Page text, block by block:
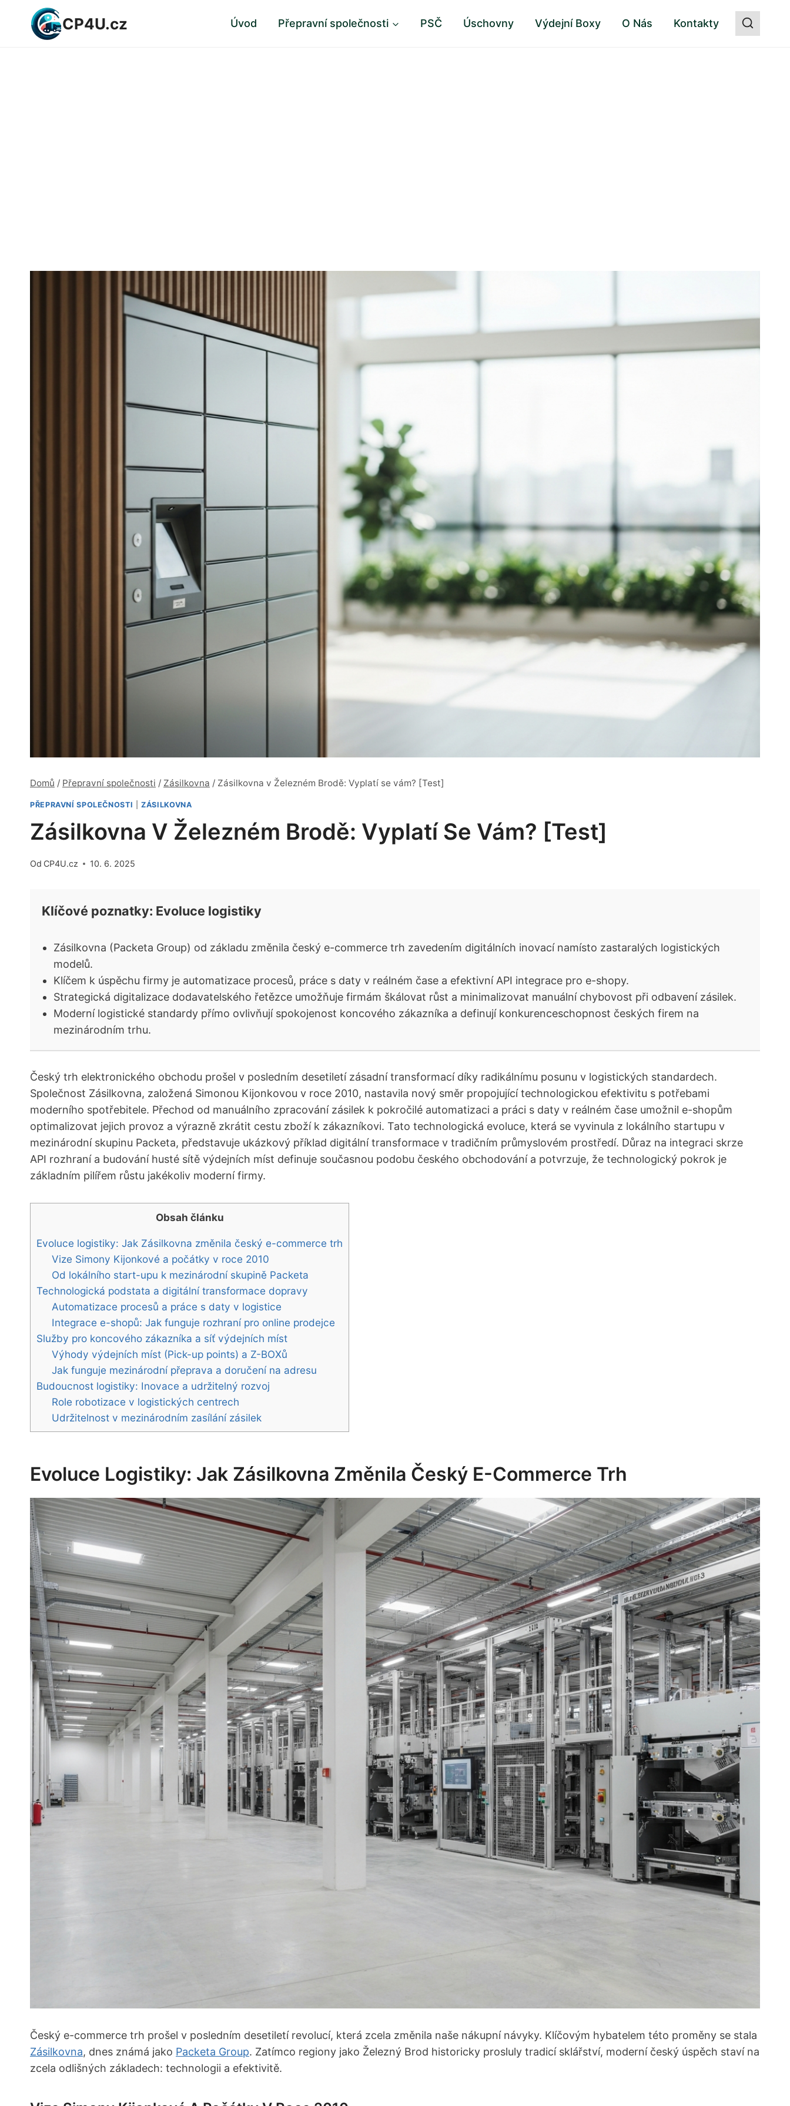
Přeskočit
CP4U.cz Úvod Přepravní společnosti PSČ Úschovny Výdejní Boxy O Nás Kontakty
Domů / Přepravní společnosti / Zásilkovna / Zásilkovna v Železném Brodě: Vyplatí se vám? [Test]
PŘEPRAVNÍ SPOLEČNOSTI |ZÁSILKOVNA
Zásilkovna V Železném Brodě: Vyplatí Se Vám? [Test]
Od CP4U.cz 10. 6. 2025
Klíčové poznatky: Evoluce logistiky
Zásilkovna (Packeta Group) od základu změnila český e-commerce trh zavedením digitálních inovací namísto zastaralých logistických
modelů.
Klíčem k úspěchu firmy je automatizace procesů, práce s daty v reálném čase a efektivní API integrace pro e-shopy.
Strategická digitalizace dodavatelského řetězce umožňuje firmám škálovat růst a minimalizovat manuální chybovost při odbavení zásilek.
Moderní logistické standardy přímo ovlivňují spokojenost koncového zákazníka a definují konkurenceschopnost českých firem na
mezinárodním trhu.
Český trh elektronického obchodu prošel v posledním desetiletí zásadní transformací díky radikálnímu posunu v logistických standardech.
Společnost Zásilkovna, založená Simonou Kijonkovou v roce 2010, nastavila nový směr propojující technologickou efektivitu s potřebami
moderního spotřebitele. Přechod od manuálního zpracování zásilek k pokročilé automatizaci a práci s daty v reálném čase umožnil e-shopům
optimalizovat jejich provoz a výrazně zkrátit cestu zboží k zákazníkovi. Tato technologická evoluce, která se vyvinula z lokálního startupu v
mezinárodní skupinu Packeta, představuje ukázkový příklad digitální transformace v tradičním průmyslovém prostředí. Důraz na integraci skrze
API rozhraní a budování husté sítě výdejních míst definuje současnou podobu českého obchodování a potvrzuje, že technologický pokrok je
základním pilířem růstu jakékoliv moderní firmy.
Obsah článku
Evoluce logistiky: Jak Zásilkovna změnila český e-commerce trh
Vize Simony Kijonkové a počátky v roce 2010
Od lokálního start-upu k mezinárodní skupině Packeta
Technologická podstata a digitální transformace dopravy
Automatizace procesů a práce s daty v logistice
Integrace e-shopů: Jak funguje rozhraní pro online prodejce
Služby pro koncového zákazníka a síť výdejních míst
Výhody výdejních míst (Pick-up points) a Z-BOXů
Jak funguje mezinárodní přeprava a doručení na adresu
Budoucnost logistiky: Inovace a udržitelný rozvoj
Role robotizace v logistických centrech
Udržitelnost v mezinárodním zasílání zásilek
Evoluce Logistiky: Jak Zásilkovna Změnila Český E-Commerce Trh
Český e-commerce trh prošel v posledním desetiletí revolucí, která zcela změnila naše nákupní návyky. Klíčovým hybatelem této proměny se stala
Zásilkovna, dnes známá jako Packeta Group. Zatímco regiony jako Železný Brod historicky prosluly tradicí sklářství, moderní český úspěch staví na
zcela odlišných základech: technologii a efektivitě.